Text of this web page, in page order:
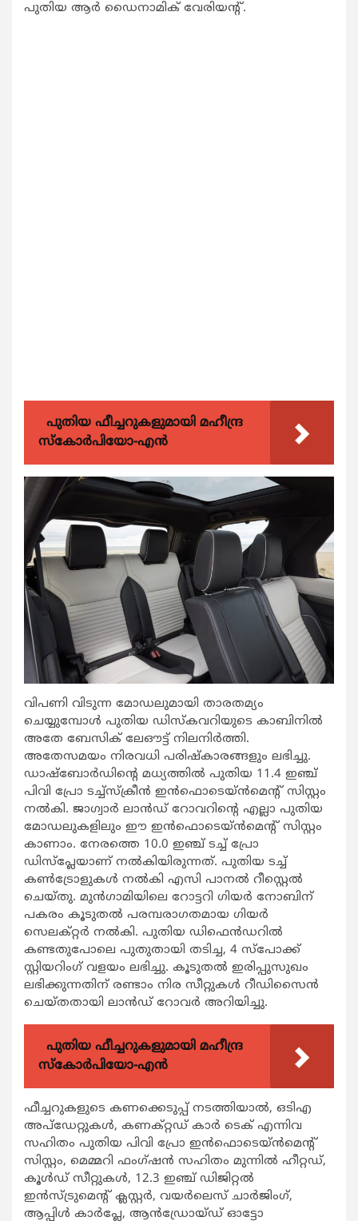
പുതിയ ആർ ഡൈനാമിക് വേരിയന്റ്.
പുതിയ ഫീച്ചറുകളുമായി മഹീന്ദ്ര
സ്കോർപിയോ-എൻ
വിപണി വിടുന്ന മോഡലുമായി താരതമ്യം
ചെയ്യുമ്പോൾ പുതിയ ഡിസ്കവറിയുടെ കാബിനിൽ
അതേ ബേസിക് ലേഔട്ട് നിലനിർത്തി.
അതേസമയം നിരവധി പരിഷ്കാരങ്ങളും ലഭിച്ചു.
ഡാഷ്ബോർഡിന്റെ മധ്യത്തിൽ പുതിയ 11.4 ഇഞ്ച്
പിവി പ്രോ ടച്ച്സ്ക്രീൻ ഇൻഫൊടെയ്ൻമെന്റ് സിസ്റ്റം
നൽകി. ജാഗ്വാർ ലാൻഡ് റോവറിന്റെ എല്ലാ പുതിയ
മോഡലുകളിലും ഈ ഇൻഫൊടെയ്ൻമെന്റ് സിസ്റ്റം
കാണാം. നേരത്തെ 10.0 ഇഞ്ച് ടച്ച് പ്രോ
ഡിസ്പ്ലേയാണ് നൽകിയിരുന്നത്. പുതിയ ടച്ച്
കൺട്രോളുകൾ നൽകി എസി പാനൽ റീസ്റ്റെൽ
ചെയ്തു. മുൻഗാമിയിലെ റോട്ടറി ഗിയർ നോബിന്
പകരം കൂടുതൽ പരമ്പരാഗതമായ ഗിയർ
സെലക്റ്റർ നൽകി. പുതിയ ഡിഫെൻഡറിൽ
കണ്ടതുപോലെ പുതുതായി തടിച്ച, 4 സ്പോക്ക്
സ്റ്റിയറിംഗ് വളയം ലഭിച്ചു. കൂടുതൽ ഇരിപ്പുസുഖം
ലഭിക്കുന്നതിന് രണ്ടാം നിര സീറ്റുകൾ റീഡിസൈൻ
ചെയ്തതായി ലാൻഡ് റോവർ അറിയിച്ചു.
പുതിയ ഫീച്ചറുകളുമായി മഹീന്ദ്ര
സ്കോർപിയോ-എൻ
ഫീച്ചറുകളുടെ കണക്കെടുപ്പ് നടത്തിയാൽ, ഒടിഎ
അപ്ഡേറ്റുകൾ, കണക്റ്റഡ് കാർ ടെക് എന്നിവ
സഹിതം പുതിയ പിവി പ്രോ ഇൻഫൊടെയ്ൻമെന്റ്
സിസ്റ്റം, മെമ്മറി ഫംഗ്ഷൻ സഹിതം മുന്നിൽ ഹീറ്റഡ്,
കൂൾഡ് സീറ്റുകൾ, 12.3 ഇഞ്ച് ഡിജിറ്റൽ
ഇൻസ്ട്രുമെന്റ് ക്ലസ്റ്റർ, വയർലെസ് ചാർജിംഗ്,
ആപ്പിൾ കാർപ്ലേ, ആൻഡ്രോയ്ഡ് ഓട്ടോ